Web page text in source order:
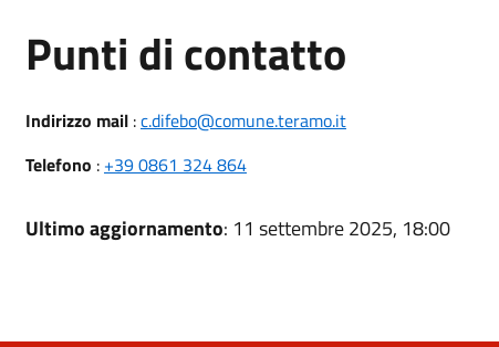
Punti di contatto
Indirizzo mail:c.difebo@comune.teramo.it
Telefono : +39 0861 324 864
Ultimo aggiornamento: 11 settembre 2025, 18:00